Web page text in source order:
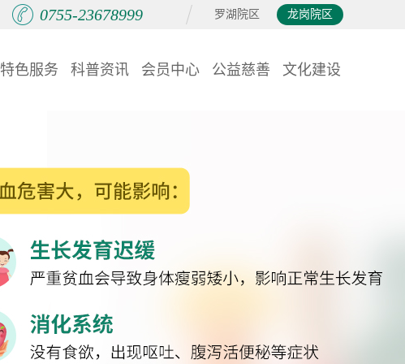
罗湖院区 龙岗院区
0755-23678999
特色服务 科普资讯 会员中心 公益慈善 文化建设